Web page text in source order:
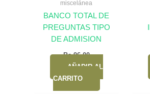
miscelánea
BANCO TOTAL DE
PREGUNTAS TIPO
DE ADMISION
Bs.96,00
AÑADIR AL
CARRITO